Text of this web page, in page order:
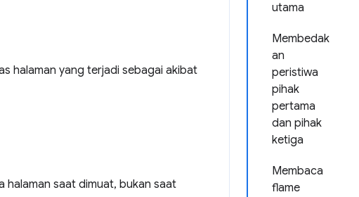
utama
Membedak
an
peristiwa
pihak
pertama
dan pihak
ketiga
Membaca
flame
halaman yang terjadi sebagai akibat
halaman saat dimuat, bukan saat